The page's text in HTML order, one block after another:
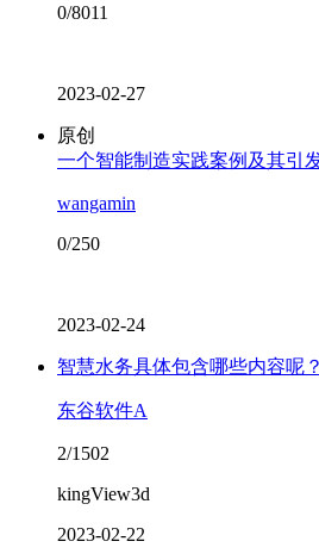
0/8011
2023-02-27
原创
一个智能制造实践案例及其引
wangamin
0/250
2023-02-24
智慧水务具体包含哪些内容呢？
东谷软件A
2/1502
kingView3d
2023-02-22